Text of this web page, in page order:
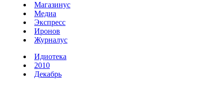
Магазинус
Медиа
Экспресс
Иронов
Журналус
Идиотека
2010
Декабрь